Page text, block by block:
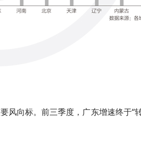
风向标。前三季度，广东增速终于“